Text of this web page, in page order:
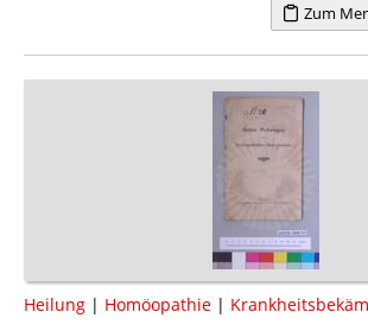
Zum
Heilung | Homöopathie |